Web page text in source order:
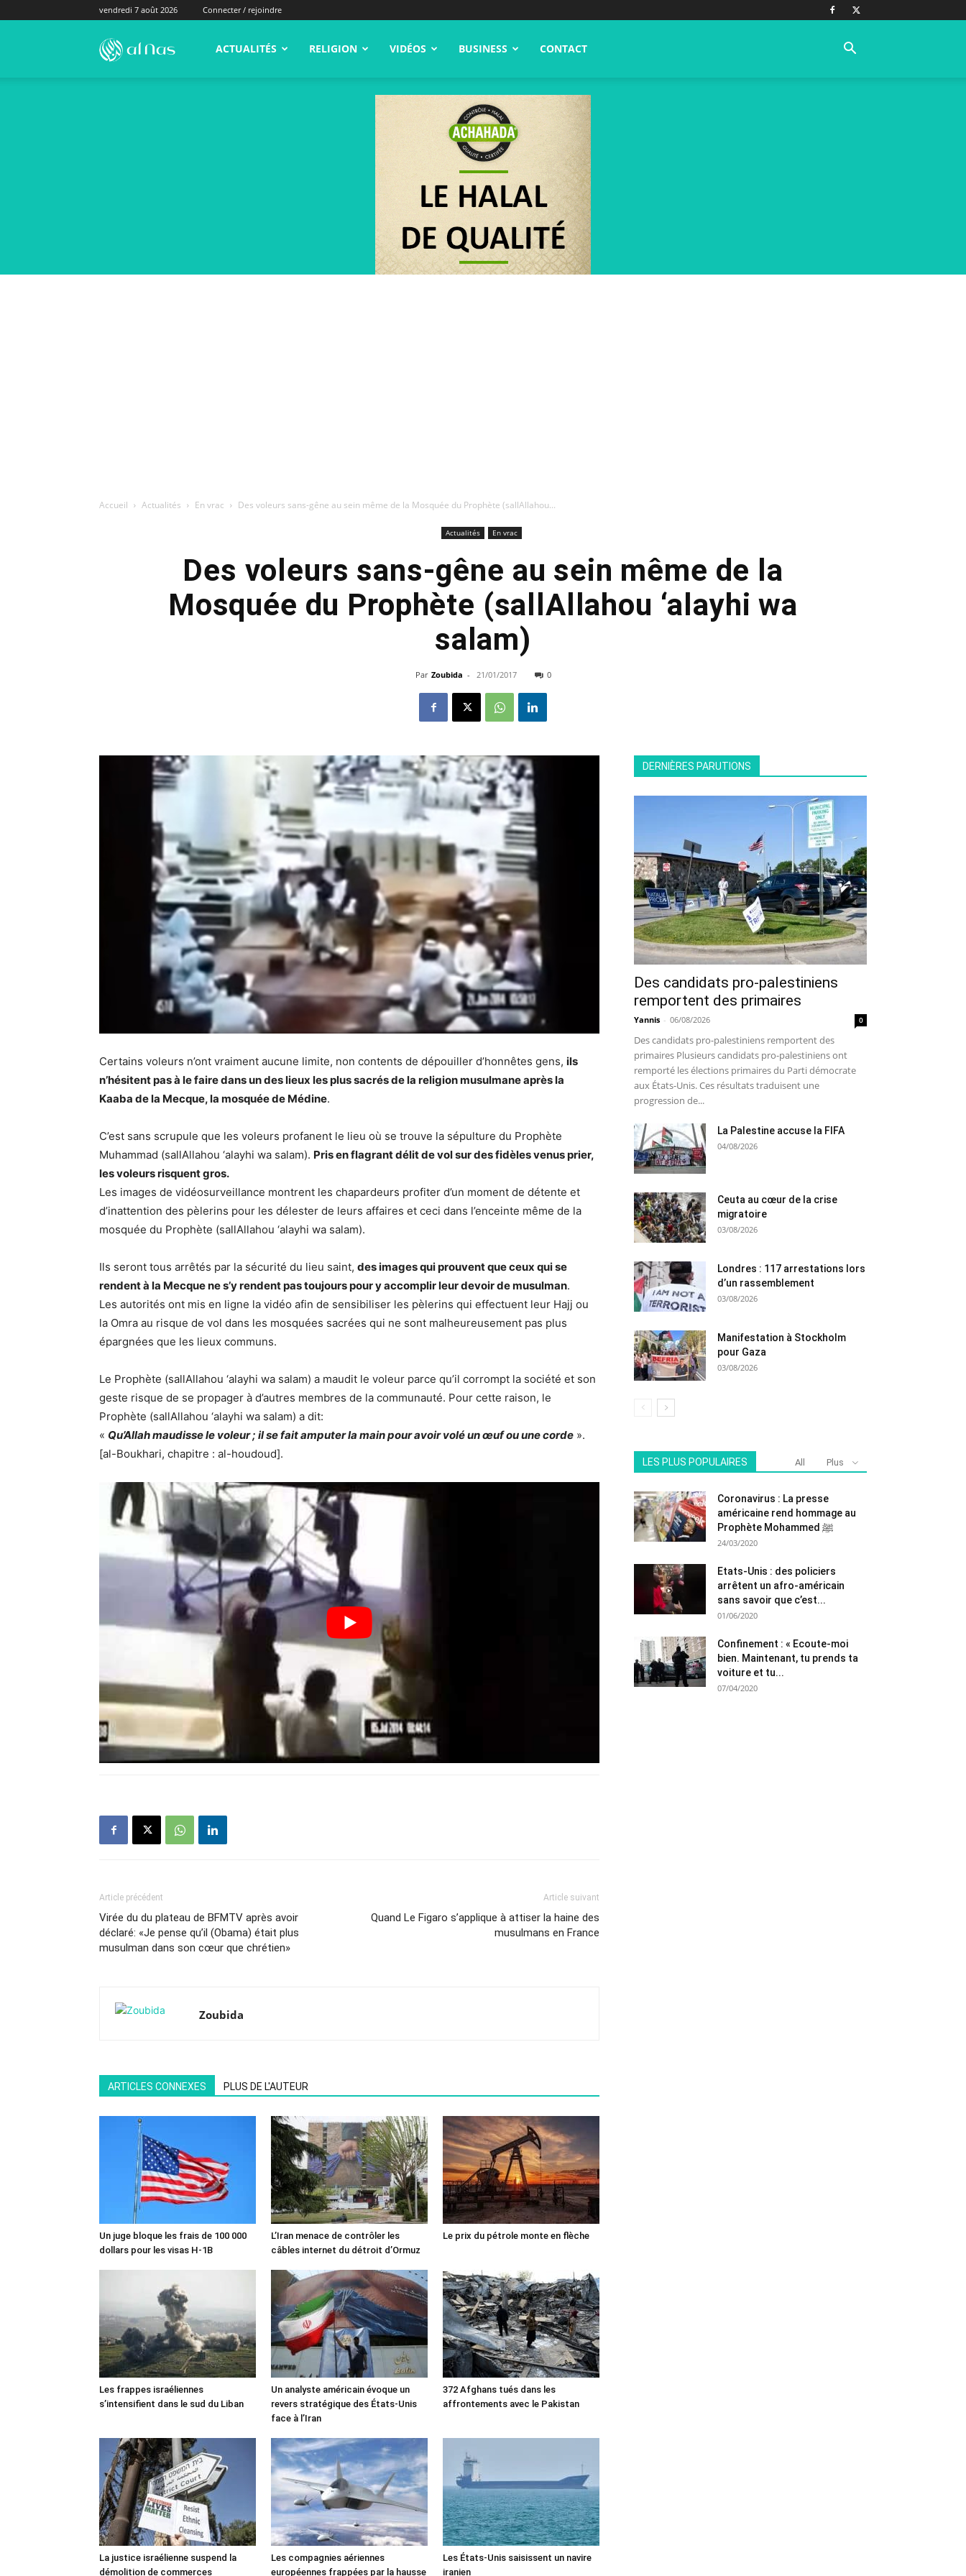
vendredi 7 août 2026 Connecter / rejoindre
alNas.fr ACTUALITÉS RELIGION VIDÉOS BUSINESS CONTACT
Accueil Actualités En vrac Des voleurs sans-gêne au sein même de la Mosquée du Prophète (sallAllahou...
Actualités En vrac
Des voleurs sans-gêne au sein même de la
Mosquée du Prophète (sallAllahou ‘alayhi wa
salam)
Par Zoubida - 21/01/2017 0
Certains voleurs n’ont vraiment aucune limite, non contents de dépouiller d’honnêtes gens, ils
n’hésitent pas à le faire dans un des lieux les plus sacrés de la religion musulmane après la
Kaaba de la Mecque, la mosquée de Médine.
C’est sans scrupule que les voleurs profanent le lieu où se trouve la sépulture du Prophète
Muhammad (sallAllahou ‘alayhi wa salam). Pris en flagrant délit de vol sur des fidèles venus prier,
les voleurs risquent gros.
Les images de vidéosurveillance montrent les chapardeurs profiter d’un moment de détente et
d’inattention des pèlerins pour les délester de leurs affaires et ceci dans l’enceinte même de la
mosquée du Prophète (sallAllahou ‘alayhi wa salam).
Ils seront tous arrêtés par la sécurité du lieu saint, des images qui prouvent que ceux qui se
rendent à la Mecque ne s’y rendent pas toujours pour y accomplir leur devoir de musulman.
Les autorités ont mis en ligne la vidéo afin de sensibiliser les pèlerins qui effectuent leur Hajj ou
la Omra au risque de vol dans les mosquées sacrées qui ne sont malheureusement pas plus
épargnées que les lieux communs.
Le Prophète (sallAllahou ‘alayhi wa salam) a maudit le voleur parce qu’il corrompt la société et son
geste risque de se propager à d’autres membres de la communauté. Pour cette raison, le
Prophète (sallAllahou ‘alayhi wa salam) a dit:
« Qu’Allah maudisse le voleur ; il se fait amputer la main pour avoir volé un œuf ou une corde ».
[al-Boukhari, chapitre : al-houdoud].
Article précédent
Virée du du plateau de BFMTV après avoir
déclaré: «Je pense qu’il (Obama) était plus
musulman dans son cœur que chrétien»
Article suivant
Quand Le Figaro s’applique à attiser la haine des
musulmans en France
Zoubida
ARTICLES CONNEXES PLUS DE L'AUTEUR
Un juge bloque les frais de 100 000
dollars pour les visas H-1B
L’Iran menace de contrôler les
câbles internet du détroit d’Ormuz
Le prix du pétrole monte en flèche
Les frappes israéliennes
s’intensifient dans le sud du Liban
Un analyste américain évoque un
revers stratégique des États-Unis
face à l’Iran
372 Afghans tués dans les
affrontements avec le Pakistan
La justice israélienne suspend la
démolition de commerces
Les compagnies aériennes
européennes frappées par la hausse
Les États-Unis saisissent un navire
iranien
DERNIÈRES PARUTIONS
Des candidats pro-palestiniens
remportent des primaires
Yannis - 06/08/2026 0
Des candidats pro-palestiniens remportent des
primaires Plusieurs candidats pro-palestiniens ont
remporté les élections primaires du Parti démocrate
aux États-Unis. Ces résultats traduisent une
progression de...
La Palestine accuse la FIFA
04/08/2026
Ceuta au cœur de la crise
migratoire
03/08/2026
Londres : 117 arrestations lors
d’un rassemblement
03/08/2026
Manifestation à Stockholm
pour Gaza
03/08/2026
LES PLUS POPULAIRES All Plus
Coronavirus : La presse
américaine rend hommage au
Prophète Mohammed ﷺ
24/03/2020
Etats-Unis : des policiers
arrêtent un afro-américain
sans savoir que c’est...
01/06/2020
Confinement : « Ecoute-moi
bien. Maintenant, tu prends ta
voiture et tu...
07/04/2020